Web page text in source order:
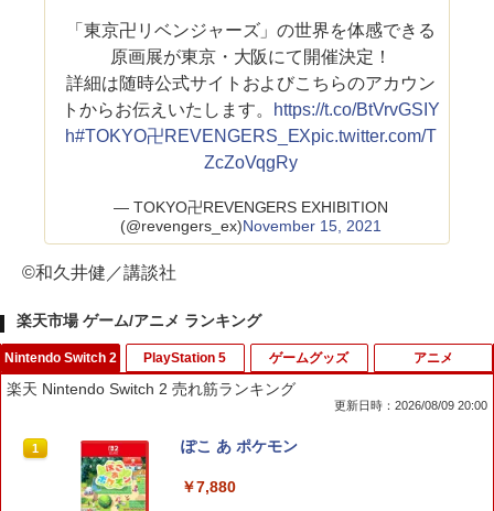
「東京卍リベンジャーズ」の世界を体感できる
原画展が東京・大阪にて開催決定！
詳細は随時公式サイトおよびこちらのアカウン
トからお伝えいたします。
https://t.co/BtVrvGSIY
h#TOKYO卍REVENGERS_EXpic.twitter.com/T
ZcZoVqgRy
— TOKYO卍REVENGERS EXHIBITION
(@revengers_ex)November 15, 2021
©和久井健／講談社
楽天市場 ゲーム/アニメ ランキング
Nintendo Switch 2
楽天 Nintendo Switch 2 売れ筋ランキング
更新日時：2026/08/09 20:00
1 ぽこ あ ポケモン
￥7,880
PlayStation 5 ゲームグッズ アニメ